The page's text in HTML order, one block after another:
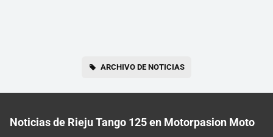
ARCHIVO DE NOTICIAS
Noticias de Rieju Tango 125 en Motorpasion Moto